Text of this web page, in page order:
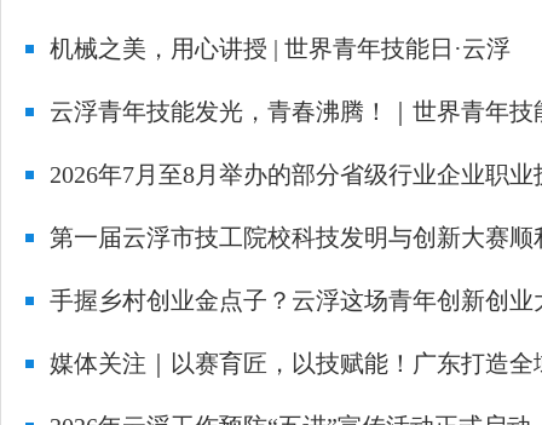
机械之美，用心讲授 | 世界青年技能日·云浮
云浮青年技能发光，青春沸腾！｜世界青年技
2026年7月至8月举办的部分省级行业企业职
第一届云浮市技工院校科技发明与创新大赛顺
手握乡村创业金点子？云浮这场青年创新创
媒体关注｜以赛育匠，以技赋能！广东打造